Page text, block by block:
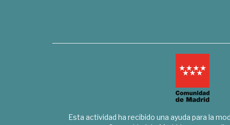
Esta actividad ha recibido una ayuda para la